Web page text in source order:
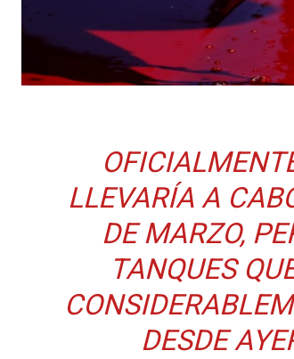
LLEVARÍA A
DE MARZO,
TANQUES
DESDE